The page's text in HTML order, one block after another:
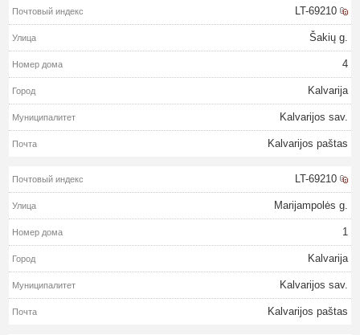
LT-69210
Šakių g.
4
Kalvarija
Kalvarijos sav.
Kalvarijos paštas
LT-69210
Marijampolės g.
1
Kalvarija
Kalvarijos sav.
Kalvarijos paštas